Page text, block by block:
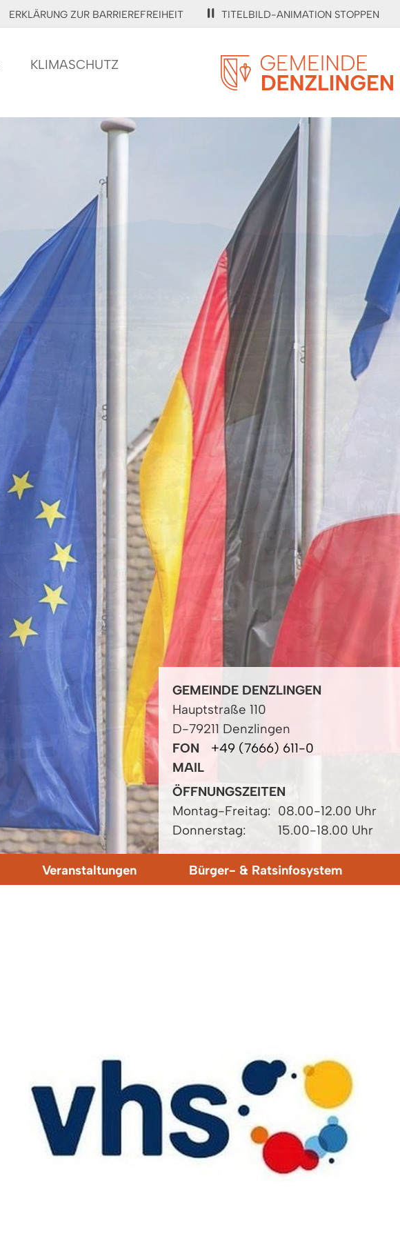
ERKLÄRUNG ZUR BARRIEREFREIHEIT TITELBILD-ANIMATION STOPPEN
KLIMASCHUTZ
GEMEINDE DENZLINGEN
Hauptstraße 110
D-79211 Denzlingen
FON
+49 (7666) 611-0
MAIL
ÖFFNUNGSZEITEN
Montag-Freitag: 08.00-12.00 Uhr
Donnerstag:
15.00-18.00 Uhr
Veranstaltungen Bürger- & Ratsinfosystem